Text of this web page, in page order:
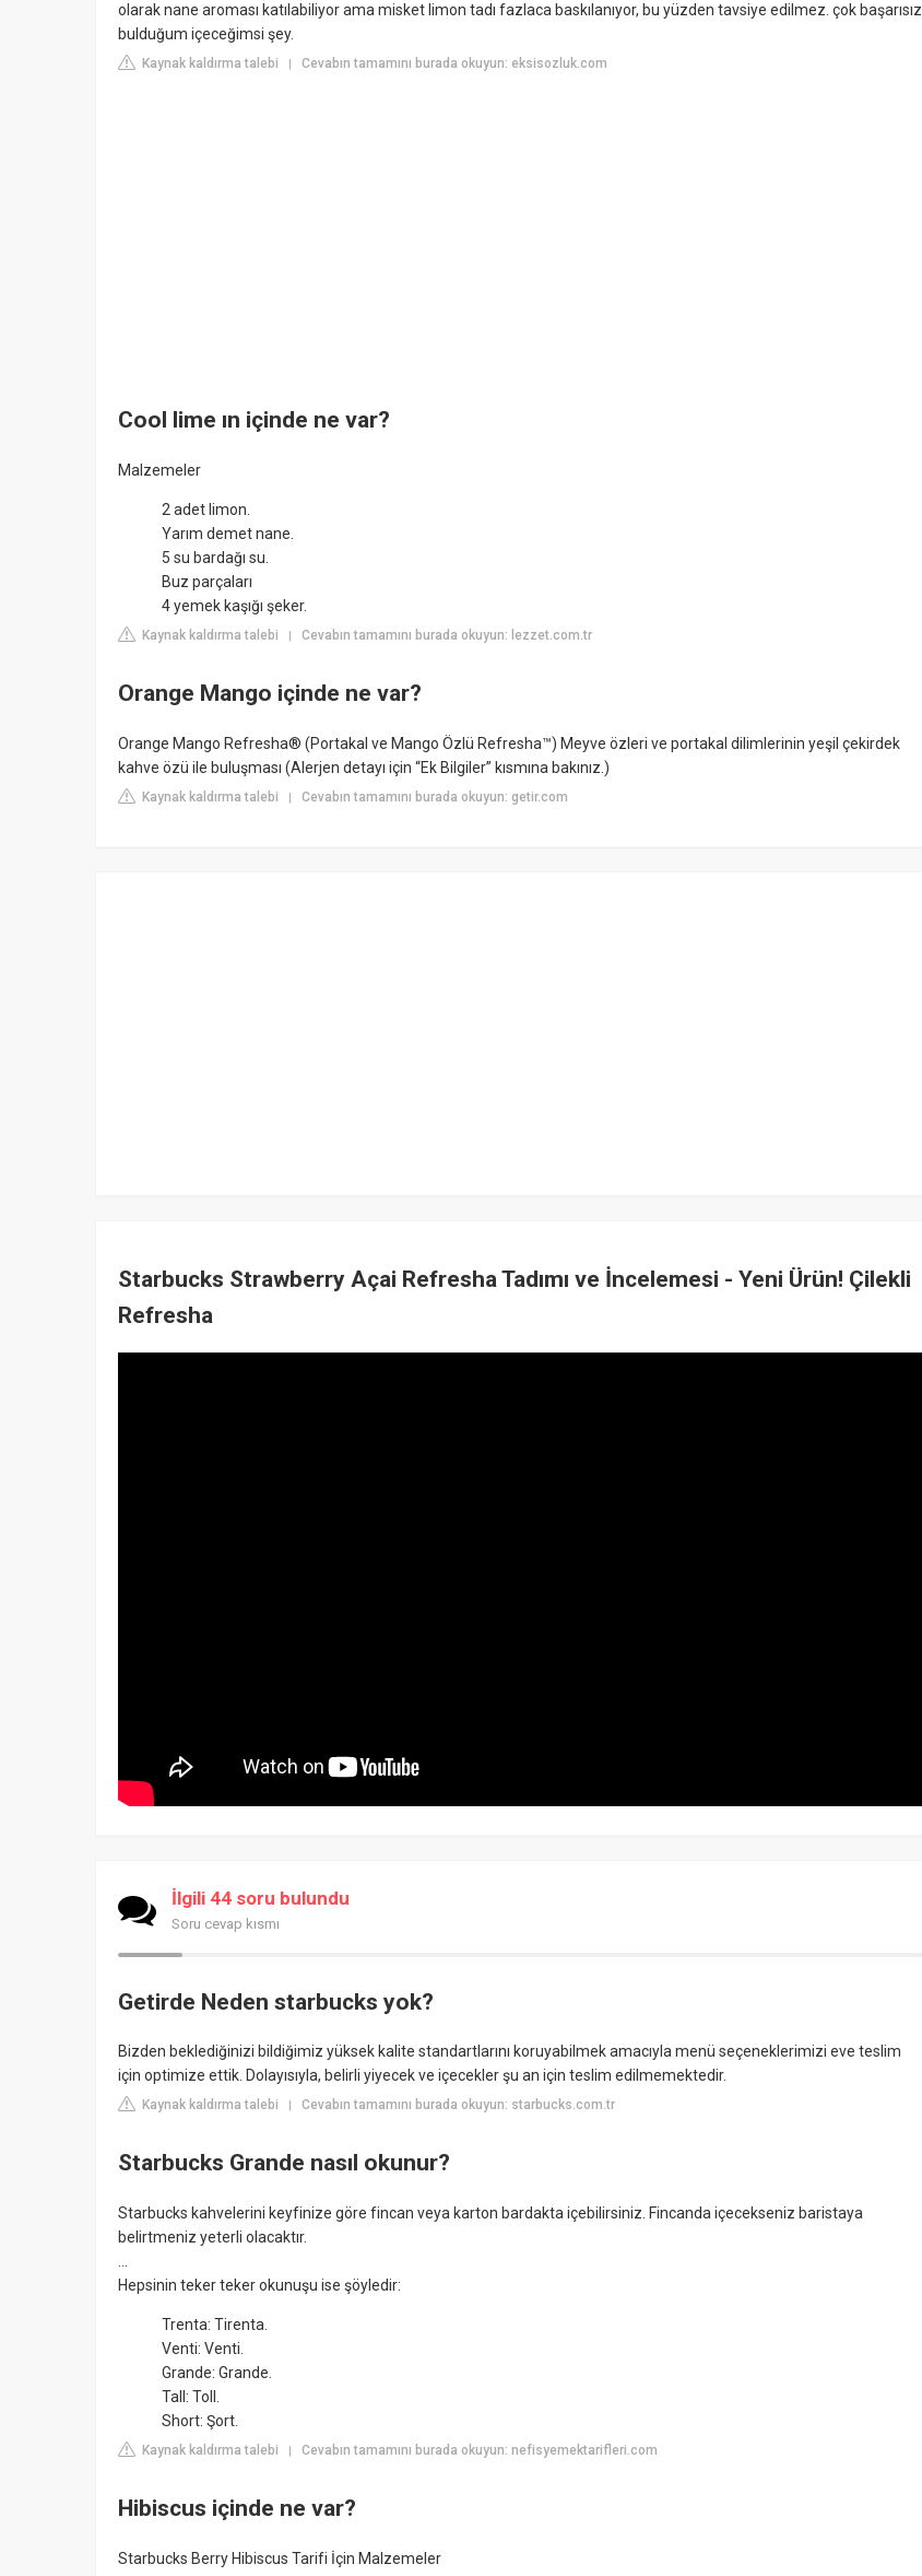
olarak nane aroması katılabiliyor ama misket limon tadı fazlaca baskılanıyor, bu yüzden tavsiye edilmez. çok başarısız
bulduğum içeceğimsi şey.
Kaynak kaldırma talebi Cevabın tamamını burada okuyun: eksisozluk.com
Cool lime ın içinde ne var?
Malzemeler
2 adet limon.
Yarım demet nane.
5 su bardağı su.
Buz parçaları
4 yemek kaşığı şeker.
Kaynak kaldırma talebi | Cevabın tamamını burada okuyun: lezzet.com.tr
Orange Mango içinde ne var?
Orange Mango Refresha® (Portakal ve Mango Özlü Refresha™) Meyve özleri ve portakal dilimlerinin yeşil çekirdek
kahve özü ile buluşması (Alerjen detayı için “Ek Bilgiler” kısmına bakınız.)
Kaynak kaldırma talebi | Cevabın tamamını burada okuyun: getir.com
Starbucks Strawberry Açai Refresha Tadımı ve İncelemesi - Yeni Ürün! Çilekli
Refresha
İlgili 44 soru bulundu
Soru cevap kısmı
Getirde Neden starbucks yok?
Bizden beklediğinizi bildiğimiz yüksek kalite standartlarını koruyabilmek amacıyla menü seçeneklerimizi eve teslim
için optimize ettik. Dolayısıyla, belirli yiyecek ve içecekler şu an için teslim edilmemektedir.
Kaynak kaldırma talebi | Cevabın tamamını burada okuyun: starbucks.com.tr
Starbucks Grande nasıl okunur?
Starbucks kahvelerini keyfinize göre fincan veya karton bardakta içebilirsiniz. Fincanda içecekseniz baristaya
belirtmeniz yeterli olacaktır.
Hepsinin teker teker okunuşu ise şöyledir:
Trenta: Tirenta.
Venti: Venti.
Grande: Grande.
Tall: Toll.
Short: Şort.
Kaynak kaldırma talebi | Cevabın tamamını burada okuyun: nefisyemektarifleri.com
Hibiscus içinde ne var?
Starbucks Berry Hibiscus Tarifi İçin Malzemeler